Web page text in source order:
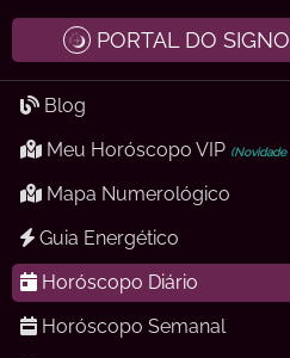
PORTAL DO SIGNO
Blog
Meu Horóscopo VIP (Novidade
Mapa Numerológico
Guia Energético
Horóscopo Diário
Horóscopo Semanal